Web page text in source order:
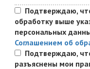
Подтверждаю,
обработку выше
персональных
Соглашением об
Подтверждаю,
разъяснены мои